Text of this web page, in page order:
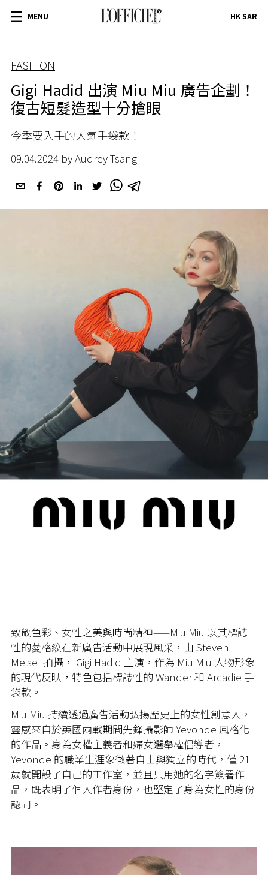
MENU HK SAR
FASHION
Gigi Hadid 出演 Miu Miu 廣告企劃！
復古短髮造型十分搶眼
今季要入手的人氣手袋款！
09.04.2024 by Audrey Tsang
致敬色彩、女性之美與時尚精神——Miu Miu 以其標誌
性的菱格紋在新廣告活動中展現風采，由 Steven
Meisel 拍攝， Gigi Hadid 主演，作為 Miu Miu 人物形象
的現代反映，特色包括標誌性的 Wander 和 Arcadie 手
袋款。
Miu Miu 持續透過廣告活動弘揚歷史上的女性創意人，
靈感來自於英國兩戰期間先鋒攝影師 Yevonde 風格化
的作品。身為女權主義者和婦女選舉權倡導者，
Yevonde 的職業生涯象徵著自由與獨立的時代，僅 21
歲就開設了自己的工作室，並且只用她的名字簽署作
品，既表明了個人作者身份，也堅定了身為女性的身份
認同。